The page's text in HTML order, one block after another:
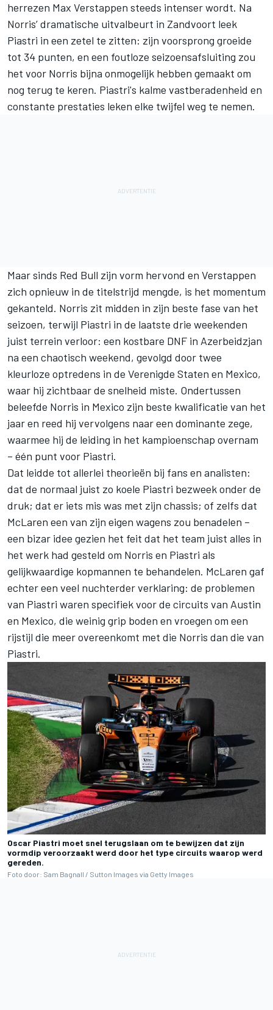
herrezen Max Verstappen steeds intenser wordt. Na
Norris’ dramatische uitvalbeurt in Zandvoort leek
Piastri in een zetel te zitten: zijn voorsprong groeide
tot 34 punten, en een foutloze seizoensafsluiting zou
het voor Norris bijna onmogelijk hebben gemaakt om
nog terug te keren. Piastri's kalme vastberadenheid en
constante prestaties leken elke twijfel weg te nemen.
Maar sinds Red Bull zijn vorm hervond en Verstappen
zich opnieuw in de titelstrijd mengde, is het momentum
gekanteld. Norris zit midden in zijn beste fase van het
seizoen, terwijl Piastri in de laatste drie weekenden
juist terrein verloor: een kostbare DNF in Azerbeidzjan
na een chaotisch weekend, gevolgd door twee
kleurloze optredens in de Verenigde Staten en Mexico,
waar hij zichtbaar de snelheid miste. Ondertussen
beleefde Norris in Mexico zijn beste kwalificatie van het
jaar en reed hij vervolgens naar een dominante zege,
waarmee hij de leiding in het kampioenschap overnam
– één punt voor Piastri.
Dat leidde tot allerlei theorieën bij fans en analisten:
dat de normaal juist zo koele Piastri bezweek onder de
druk; dat er iets mis was met zijn chassis; of zelfs dat
McLaren een van zijn eigen wagens zou benadelen –
een bizar idee gezien het feit dat het team juist alles in
het werk had gesteld om Norris en Piastri als
gelijkwaardige kopmannen te behandelen. McLaren gaf
echter een veel nuchterder verklaring: de problemen
van Piastri waren specifiek voor de circuits van Austin
en Mexico, die weinig grip boden en vroegen om een
rijstijl die meer overeenkomt met die Norris dan die van
Piastri.
Oscar Piastri moet snel terugslaan om te bewijzen dat zijn
vormdip veroorzaakt werd door het type circuits waarop werd
gereden.
Foto door: Sam Bagnall / Sutton Images via Getty Images